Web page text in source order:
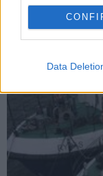
Data
Nusilpę